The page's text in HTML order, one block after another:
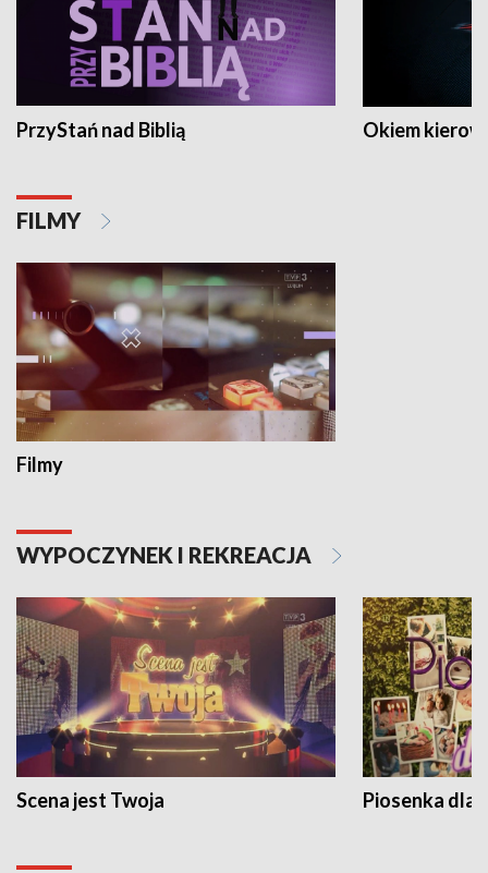
PrzyStań nad Biblią Okiem
FILMY
Filmy
WYPOCZYNEK I REKREACJA
Scena jest Twoja Piosenka dla